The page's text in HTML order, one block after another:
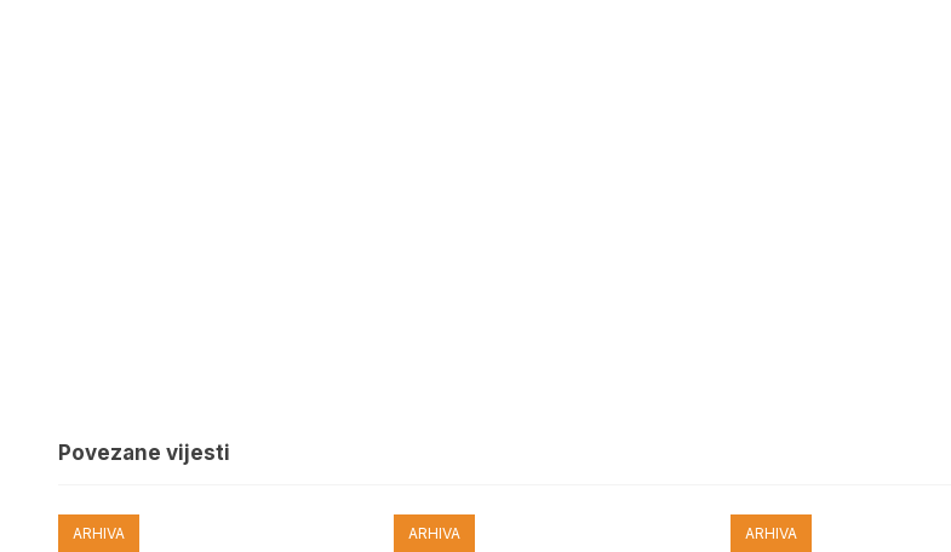
Povezane vijesti
ARHIVA ARHIVA ARHIVA